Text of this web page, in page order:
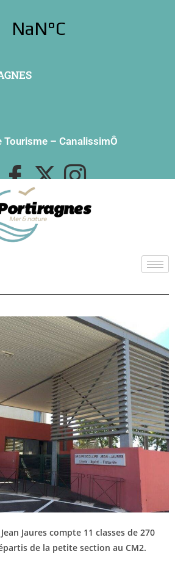
Tourisme– CanalissimÔ
Jaures compte 11 classes de 270
de la petite section au CM2.